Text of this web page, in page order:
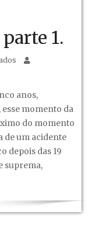
1.
em
sobrevivência.
anos,
esse momento da
do momento
de um acidente
depois das 19
suprema,